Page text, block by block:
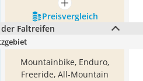
mehr anzeigen
Preis­vergleich
Faltreifen
Mountainbike, Enduro,
Freeride, All-Mountain